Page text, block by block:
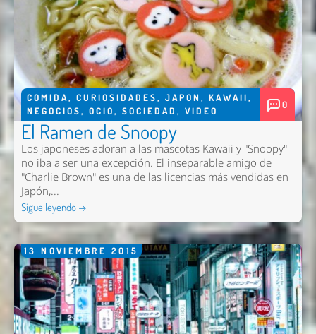
COMIDA, CURIOSIDADES, JAPON , KAWAII,
NEGOCIOS, OCIO, SOCIEDAD , VIDEO
0
El Ramen de Snoopy
Los japoneses adoran a las mascotas Kawaii y "Snoopy"
no iba a ser una excepción. El inseparable amigo de
"Charlie Brown" es una de las licencias más vendidas en
Japón,...
Sigue leyendo →
13 NOVIEMBRE 2015